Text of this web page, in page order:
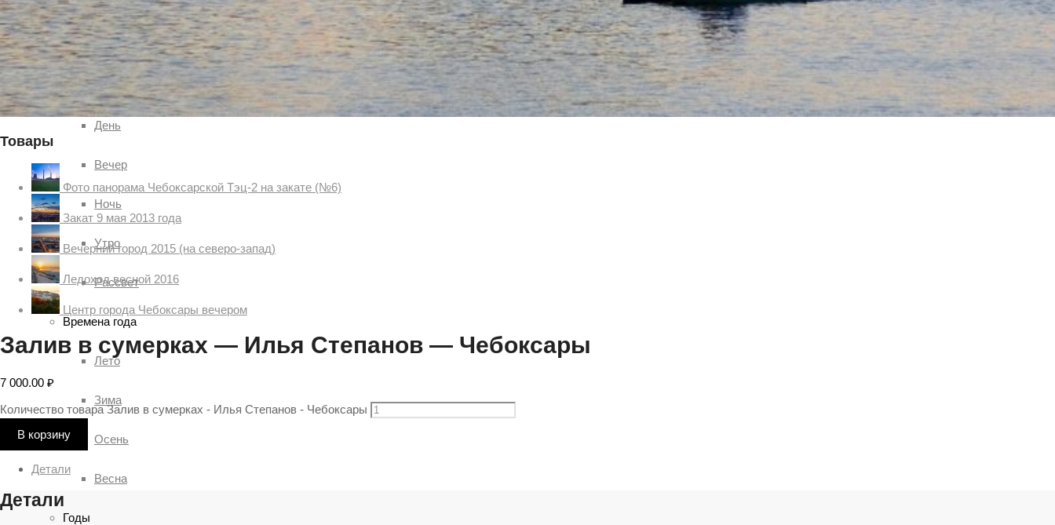
Солнце
Ясно
Время суток
День
Вечер
Ночь
Утро
Рассвет
Времена года
Лето
Зима
Осень
Весна
Годы
Товары
Фото панорама Чебоксарской Тэц-2 на закате (№6)
Закат 9 мая 2013 года
Вечерний город 2015 (на северо-запад)
Ледоход весной 2016
Центр города Чебоксары вечером
Залив в сумерках — Илья Степанов — Чебоксары
7 000.00 ₽
Количество товара Залив в сумерках - Илья Степанов - Чебоксары
В корзину
Детали
Детали